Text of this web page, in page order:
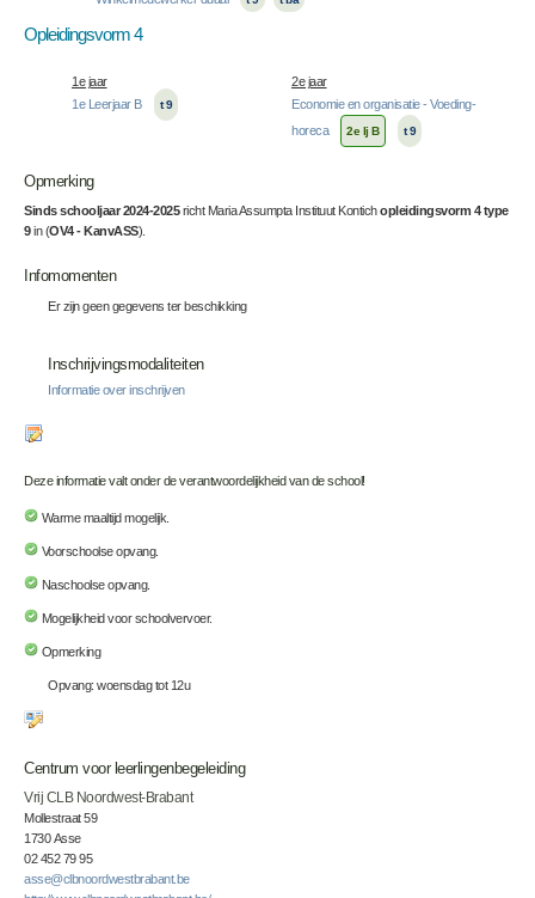
Opleidingsvorm 4
1e jaar
2e jaar
1e Leerjaar B
t 9
Economie en organisatie - Voeding-
horeca
2e lj B t 9
Opmerking
Sinds schooljaar 2024-2025richt Maria Assumpta Instituut Kontichopleidingsvorm 4 type
9in (OV4 - KanvASS).
Infomomenten
Er zijn geen gegevens ter beschikking
Inschrijvingsmodaliteiten
Informatie over inschrijven
Deze informatie valt onder de verantwoordelijkheid van de school!
Warme maaltijd mogelijk.
Voorschoolse opvang.
Naschoolse opvang.
Mogelijkheid voor schoolvervoer.
Opmerking
Opvang: woensdag tot 12u
Centrum voor leerlingenbegeleiding
Vrij CLB Noordwest-Brabant
Mollestraat 59
1730 Asse
02 452 79 95
asse@clbnoordwestbrabant.be